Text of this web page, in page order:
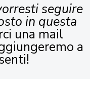
seguire
in questa
una mail
a